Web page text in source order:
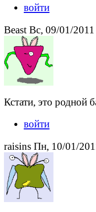
войти
Beast Вс, 09/01/
Кстати, это родной
войти
raisins Пн, 10/01/